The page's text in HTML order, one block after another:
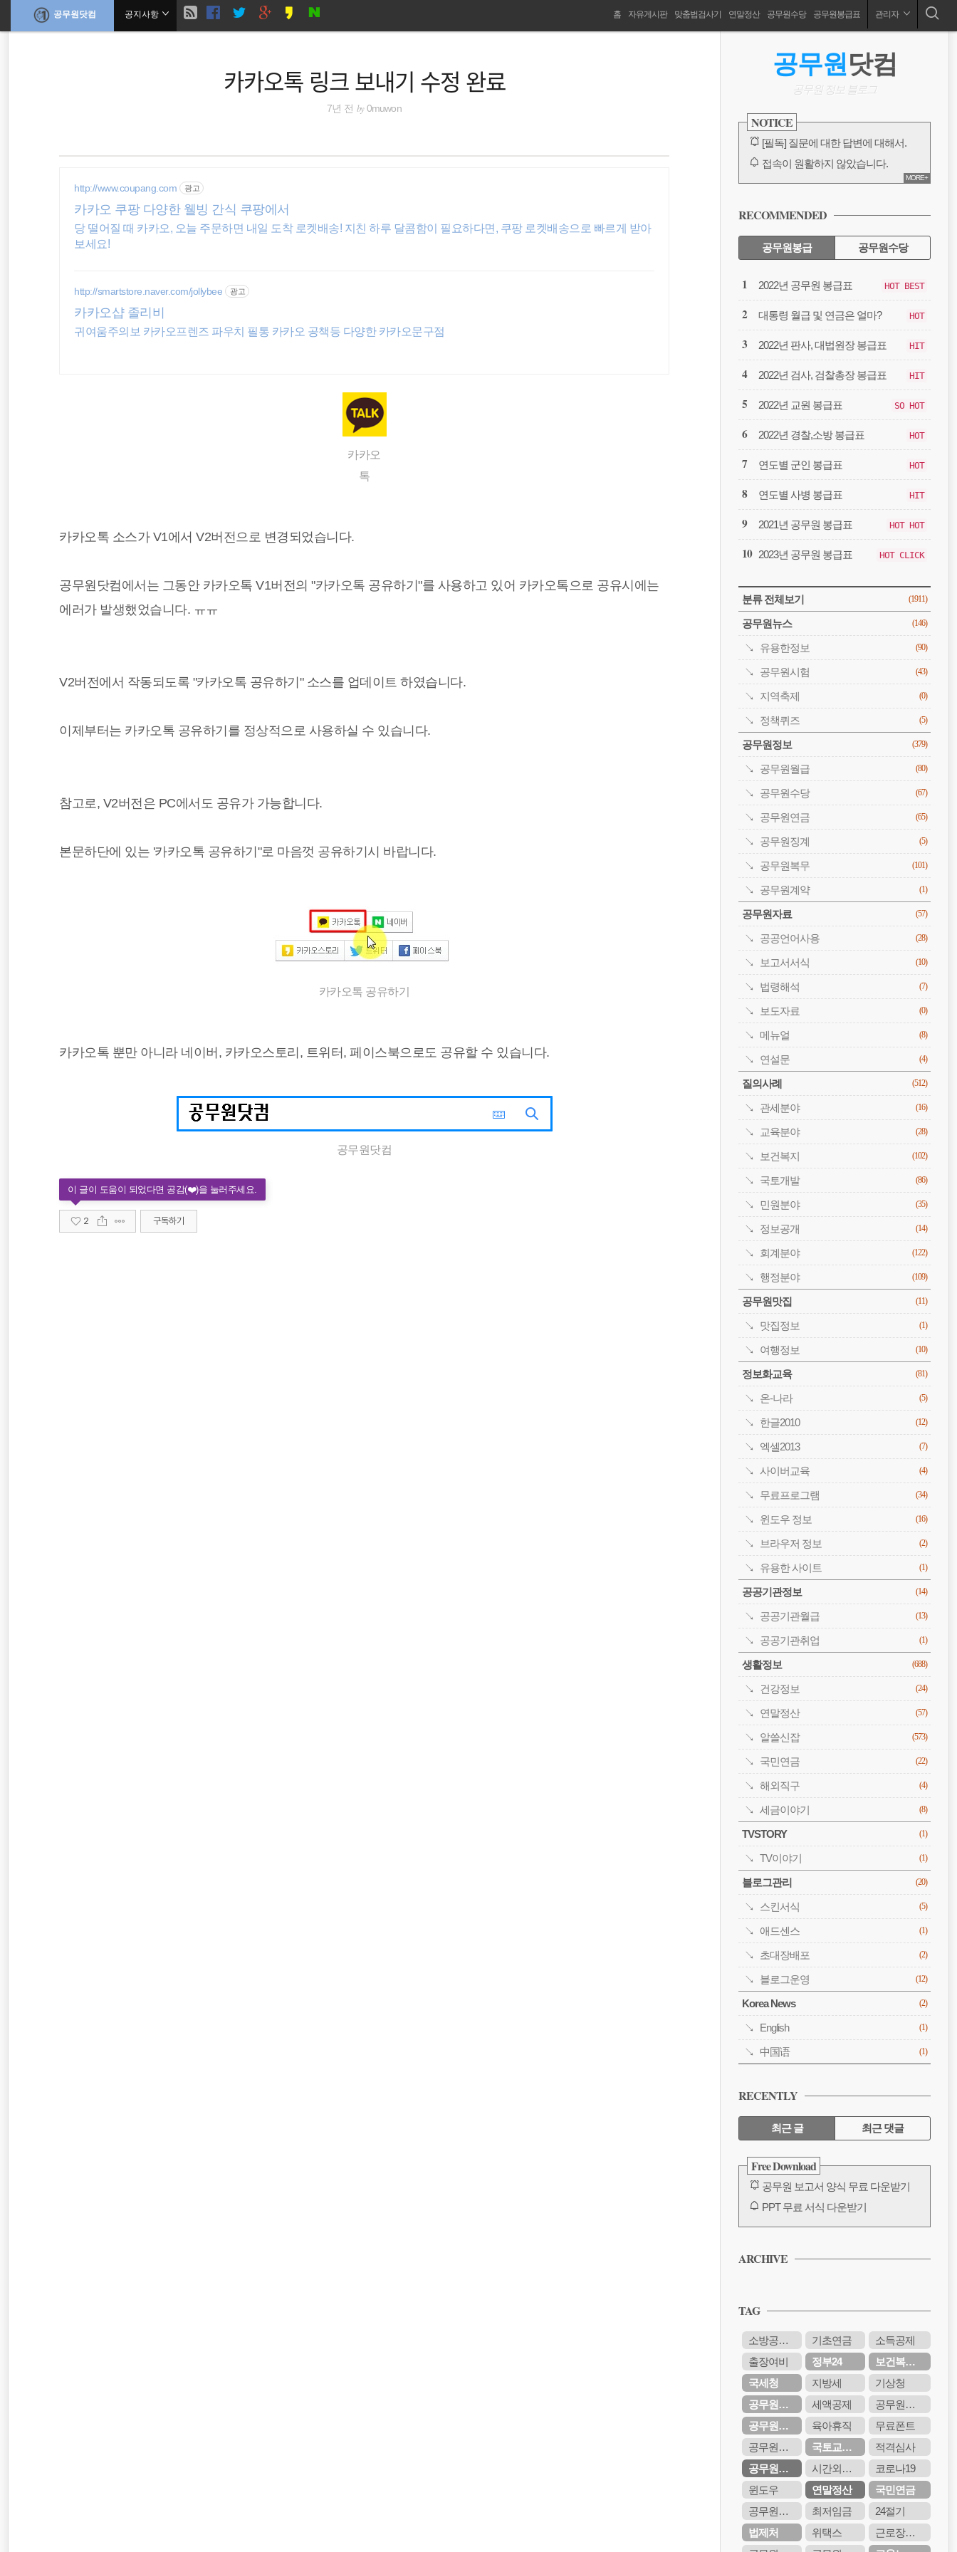
공무원닷컴 현
공지사항 홈 자유게시판 맞춤법검사기 연말정산 공무원수당 공무원봉급표 관리자
카카오톡 링크 보내기 수정 완료
7년 전 by0muwon
http://www.coupang.com 광고
카카오 쿠팡 다양한 웰빙 간식 쿠팡에서
당 떨어질 때 카카오, 오늘 주문하면 내일 도착 로켓배송! 지친 하루 달콤함이 필요하다면, 쿠팡 로켓배송으로 빠르게 받아
보세요!
http://smartstore.naver.com/jollybee 광고
카카오샵 졸리비
귀여움주의보 카카오프렌즈 파우치 필통 카카오 공책등 다양한 카카오문구점
카카오
톡
카카오톡 소스가 V1에서 V2버전으로 변경되었습니다.
공무원닷컴에서는 그동안 카카오톡 V1버전의 "카카오톡 공유하기"를 사용하고 있어 카카오톡으로 공유시에는
에러가 발생했었습니다. ㅠㅠ
V2버전에서 작동되도록 "카카오톡 공유하기" 소스를 업데이트 하였습니다.
이제부터는 카카오톡 공유하기를 정상적으로 사용하실 수 있습니다.
참고로, V2버전은 PC에서도 공유가 가능합니다.
본문하단에 있는 '카카오톡 공유하기"로 마음껏 공유하기시 바랍니다.
카카오톡 공유하기
카카오톡 뿐만 아니라 네이버, 카카오스토리, 트위터, 페이스북으로도 공유할 수 있습니다.
공무원닷컴
2 구독하기
공무원닷컴
공무원 정보 블로그
NOTICE
[필독] 질문에 대한 답변에 대해서.
접속이 원활하지 않았습니다.
카카오톡 링크 보내기 수정 완료
전체 보기
MORE+
RECOMMENDED
공무원봉급 공무원수당
무
봉
2022년 공무원 봉급표 HOT BEST
대통령 월급 및 연금은 얼마? HOT
2022년 판사, 대법원장 봉급표 HIT
2022년 검사, 검찰총장 봉급표 HIT
2022년 교원 봉급표 SO HOT
2022년 경찰,소방 봉급표 HOT
연도별 군인 봉급표 HOT
연도별 사병 봉급표 HIT
2021년 공무원 봉급표 HOT HOT
2023년 공무원 봉급표 HOT CLICK
CATEGORY
분류 전체보기 (1911)
공무원뉴스 (146)
유용한정보 (90)
공무원시험 (43)
지역축제 (0)
정책퀴즈 (5)
공무원정보 (379)
공무원월급 (80)
공무원수당 (67)
공무원연금 (65)
공무원징계 (5)
공무원복무 (101)
공무원계약 (1)
공무원자료 (57)
공공언어사용 (28)
보고서서식 (10)
법령해석 (7)
보도자료 (0)
메뉴얼 (8)
연설문 (4)
질의사례 (512)
관세분야 (16)
교육분야 (28)
보건복지 (102)
국토개발 (86)
민원분야 (35)
정보공개 (14)
회계분야 (122)
행정분야 (109)
공무원맛집 (11)
맛집정보 (1)
여행정보 (10)
정보화교육 (81)
온-나라 (5)
한글2010 (12)
엑셀2013 (7)
사이버교육 (4)
무료프로그램 (34)
윈도우 정보 (16)
브라우저 정보 (2)
유용한 사이트 (1)
공공기관정보 (14)
공공기관월급 (13)
공공기관취업 (1)
생활정보 (688)
건강정보 (24)
연말정산 (57)
알쓸신잡 (573)
국민연금 (22)
해외직구 (4)
세금이야기 (8)
TVSTORY (1)
TV이야기 (1)
블로그관리 (20)
스킨서식 (5)
애드센스 (1)
초대장배포 (2)
블로그운영 (12)
Korea News (2)
English (1)
中国语 (1)
RECENTLY
최근 글 최근 댓글
최
근 Free Download
공무원 보고서 양식 무료 다운받기
PPT 무료 서식 다운받기
공무원 보고서 양식 무료 다운받기
공무원 보고서 양식 무료 다운받기
PPT 무료 서식 다운받기
공무원 보고서 양식 무료 다운받기
PPT 무료 서식 다운받기
ARCHIVE
TAG
소방공무원 기초연금
소득공제
출장여비
정부24
보건복지부
국세청
지방세
기상청
공무원수당
세액공제
공무원연금관리공단
공무원연금공단
육아휴직
무료폰트
공무원시험
국토교통부
적격심사
공무원연금
시간외근무수당
코로나19
윈도우
연말정산
국민연금
공무원봉급표
최저임금
24절기
법제처
위택스
근로장려금
검
소방공무원
기초연금
소득공제
보건복지부